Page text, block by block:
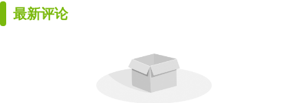
最新评论